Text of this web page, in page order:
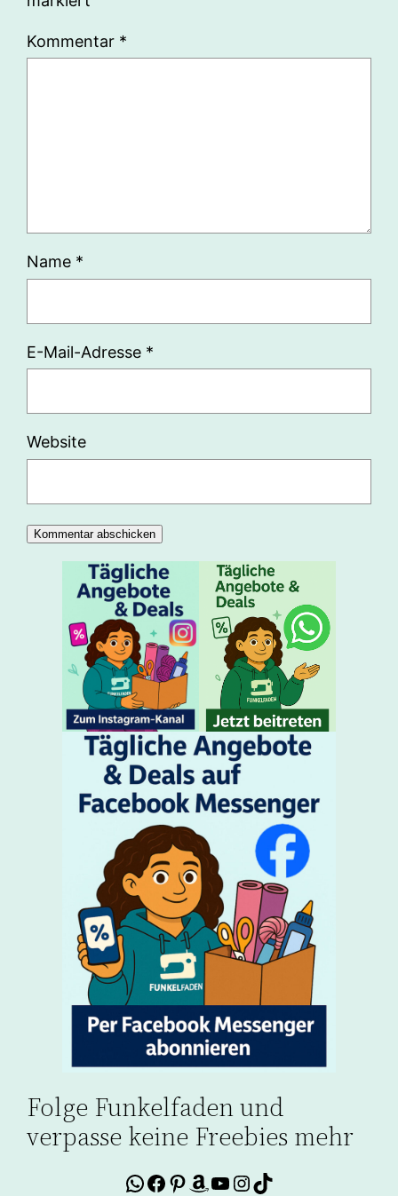
Kommentar *
Name *
E-Mail-Adresse *
Website
Folge Funkelfaden und
verpasse keine Freebies mehr
WhatsApp
Facebook
Pinterest
Amazon
YouTube
Instagram
TikTok